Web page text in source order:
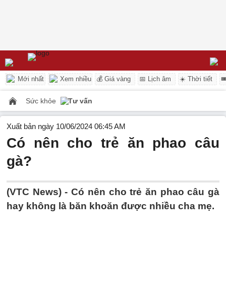
Mới nhất Xem nhiều 💰 Giá vàng 📅 Lịch âm ☀️ Thời tiết
Sức khỏe Tư vấn
Xuất bản ngày 10/06/2024 06:45 AM
Có nên cho trẻ ăn phao câu
gà?
(VTC News) -Có nên cho trẻ ăn phao câu gà
hay không là băn khoăn được nhiều cha mẹ.